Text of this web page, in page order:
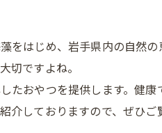
をはじめ、岩手県内の自然
切ですよね。
たおやつを提供します。健
介しておりますので、ぜひご